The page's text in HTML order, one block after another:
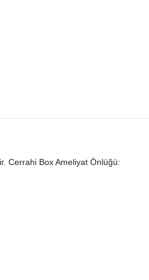
Cerrahi Box Ameliyat Önlüğü: